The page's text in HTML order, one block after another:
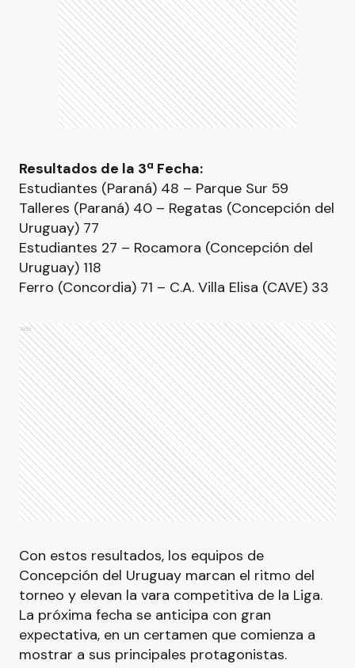
Resultados de la 3ª Fecha:
Estudiantes (Paraná) 48 – Parque Sur 59
Talleres (Paraná) 40 – Regatas (Concepción del
Uruguay) 77
Estudiantes 27 – Rocamora (Concepción del
Uruguay) 118
Ferro (Concordia) 71 – C.A. Villa Elisa (CAVE) 33
Ads
Con estos resultados, los equipos de
Concepción del Uruguay marcan el ritmo del
torneo y elevan la vara competitiva de la Liga.
La próxima fecha se anticipa con gran
expectativa, en un certamen que comienza a
mostrar a sus principales protagonistas.